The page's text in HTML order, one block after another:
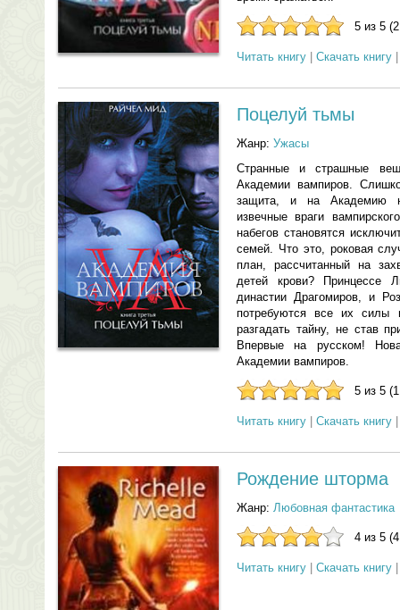
5 из 5
Читать книгу Скачать книгу
Поцелуй тьмы
Жанр: Ужасы
Странные и страшные
Академии вампиров.
защита, и на Академию
извечные враги
набегов становятся
семей. Что это, роковая
план, рассчитанный на
детей крови? Принцессе
династии Драгомиров, и
потребуются все их силы
разгадать тайну, не став
Впервые на русском!
Академии вампиров.
5 из 5
Читать книгу Скачать книгу
Рождение шторма
Жанр: Любовная фантастика
4 из 5
Читать книгу Скачать книгу